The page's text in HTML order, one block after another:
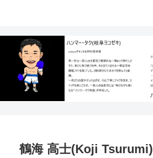
鶴海 高士(Koji Tsurumi)